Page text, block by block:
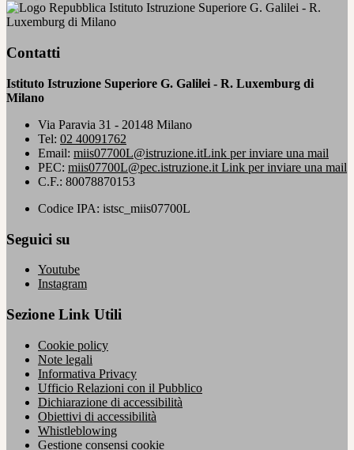
Istituto Istruzione Superiore G. Galilei - R.
Luxemburg di Milano
Contatti
Istituto Istruzione Superiore G. Galilei - R. Luxemburg di
Milano
Via Paravia 31 - 20148 Milano
Tel: 02 40091762
Email: miis07700L@istruzione.itLink per inviare una mail
PEC: miis07700L@pec.istruzione.it Link per inviare una mail
C.F.: 80078870153
Codice IPA: istsc_miis07700L
Seguici su
Youtube
Instagram
Sezione Link Utili
Cookie policy
Note legali
Informativa Privacy
Ufficio Relazioni con il Pubblico
Dichiarazione di accessibilità
Obiettivi di accessibilità
Whistleblowing
Gestione consensi cookie